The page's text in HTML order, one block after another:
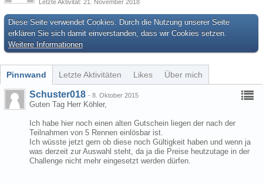
Letzte Aktivität 21. November 2018
Diese Seite verwendet Cookies. Durch die Nutzung unserer Seite
erklären Sie sich damit einverstanden, dass wir Cookies setzen.
Weitere Informationen
Pinnwand Letzte Aktivitäten Likes Über mich
Schuster018 - 8. Oktober 2015
Guten Tag Herr Köhler,
Ich habe hier noch einen alten Gutschein liegen der nach der
Teilnahmen von 5 Rennen einlösbar ist.
Ich wüsste jetzt gern ob diese noch Gültigkeit haben und wenn ja
was derzeit zur Auswahl steht, da ja die Preise heutzutage in der
Challenge nicht mehr eingesetzt werden dürfen.